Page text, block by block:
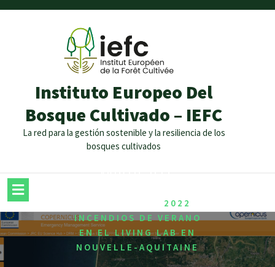
Instituto Europeo Del
Bosque Cultivado – IEFC
La red para la gestión sostenible y la resiliencia de los
bosques cultivados
ABIOTIC,IEFC
2022
INCENDIOS DE VERANO
EN EL LIVING LAB EN
NOUVELLE-AQUITAINE